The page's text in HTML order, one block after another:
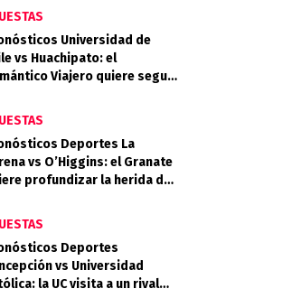
Universidad de
vs Huachipato: el
Viajero quiere seguir
Deportes La
vs O’Higgins: el Granate
profundizar la herida del
Deportes
vs Universidad
la UC visita a un rival